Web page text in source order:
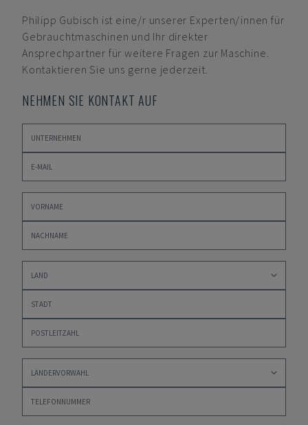
Philipp Gubisch ist eine/r unserer Experten/innen für
Gebrauchtmaschinen und Ihr direkter
Ansprechpartner für weitere Fragen zur Maschine.
Kontaktieren Sie uns gerne jederzeit.
NEHMEN SIE KONTAKT AUF